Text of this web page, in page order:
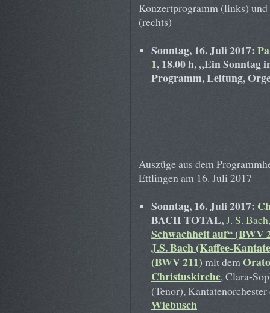
Konzertprogramm (links)
(rechts)
Sonntag, 16. Juli 2017:
1, 18.00 h, „Ein Sonntag
Programm, Leitung,
Auszüge aus dem
Ettlingen am 16. Juli 2017
Sonntag, 16. Juli 2017:
BACH TOTAL,J. S.
Schwachheit auf“ (BWV
J.S. Bach (Kaffee-
(BWV 211) mit dem
Christuskirche, Clara-
(Tenor),
Wiebusch